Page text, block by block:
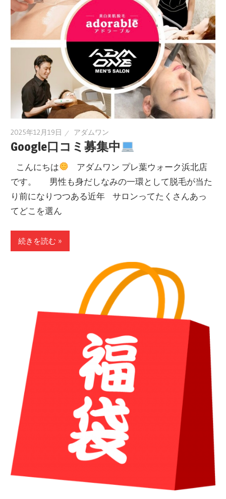
2025年12月19日 アダムワン
Google口コミ募集中
こんにちは
アダムワン プレ葉ウォーク浜北店
です。 男性も身だしなみの一環として脱毛が当た
り前になりつつある近年 サロンってたくさんあっ
てどこを選ん
続きを読む »